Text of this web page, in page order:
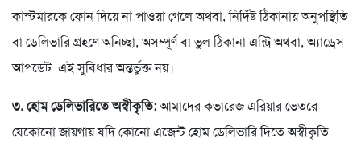
কাস্টমারকে ফোন দিয়ে না পাওয়া গেলে অথবা, নির্দিষ্ট ঠিকানায় অনুপস্থিতি
বা ডেলিভারি গ্রহণে অনিচ্ছা, অসম্পূর্ণ বা ভুল ঠিকানা এন্ট্রি অথবা, অ্যাড্রেস
আপডেট এই সুবিধার অন্তর্ভুক্ত নয়।
৩. হোম ডেলিভারিতে অস্বীকৃতি:আমাদের কভারেজ এরিয়ার ভেতরে
যেকোনো জায়গায় যদি কোনো এজেন্ট হোম ডেলিভারি দিতে অস্বীকৃতি